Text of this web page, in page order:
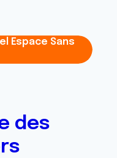
Espace Sans
des